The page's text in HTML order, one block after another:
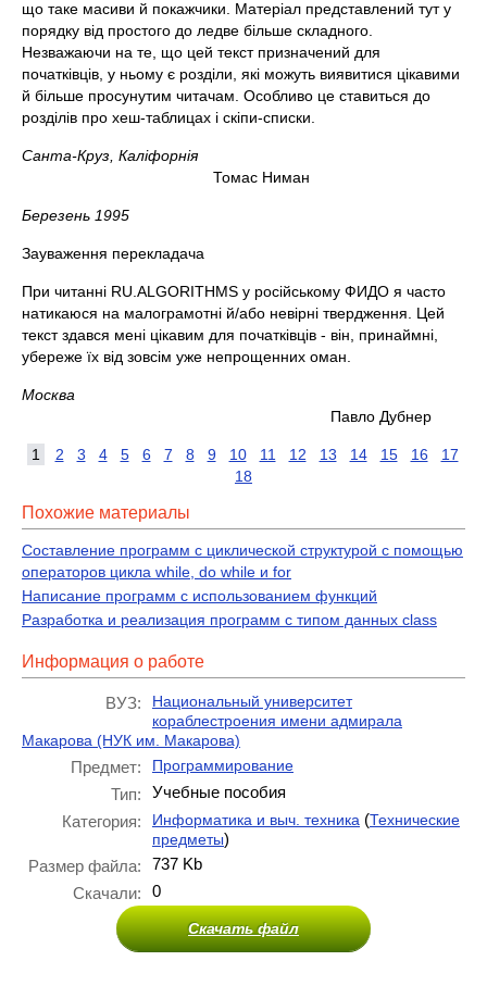
що таке масиви й покажчики. Матеріал представлений тут у
порядку від простого до ледве більше складного.
Незважаючи на те, що цей текст призначений для
початківців, у ньому є розділи, які можуть виявитися цікавими
й більше просунутим читачам. Особливо це ставиться до
розділів про хеш-таблицах і скіпи-списки.
Санта-Круз, Каліфорнія
Томас Ниман
Березень 1995
Зауваження перекладача
При читанні RU.ALGORITHMS у російському ФИДО я часто
натикаюся на малограмотні й/або невірні твердження. Цей
текст здався мені цікавим для початківців - він, принаймні,
убереже їх від зовсім уже непрощенних оман.
Москва
Павло Дубнер
1 2 3 4 5 6 7 8 9 10 11 12 13 14 15 16
17
18
Похожие материалы
Составление программ с циклической структурой с помощью
операторов цикла while, do while и for
Написание программ с использованием функций
Разработка и реализация программ с типом данных class
Информация о работе
ВУЗ:
Национальный университет
кораблестроения имени адмирала
Макарова (НУК им. Макарова)
Предмет: Программирование
Тип:
Учебные пособия
Категория:
Информатика и выч. техника (Технические
предметы)
Размер файла:
737 Kb
Скачали:
0
Скачать файл